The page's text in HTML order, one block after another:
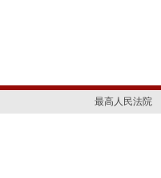
最高人民法院